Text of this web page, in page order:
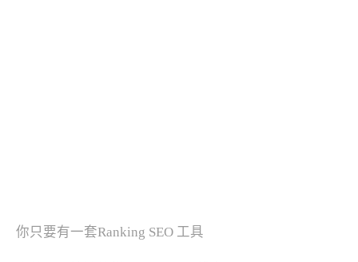
你只要有一套Ranking SEO 工具